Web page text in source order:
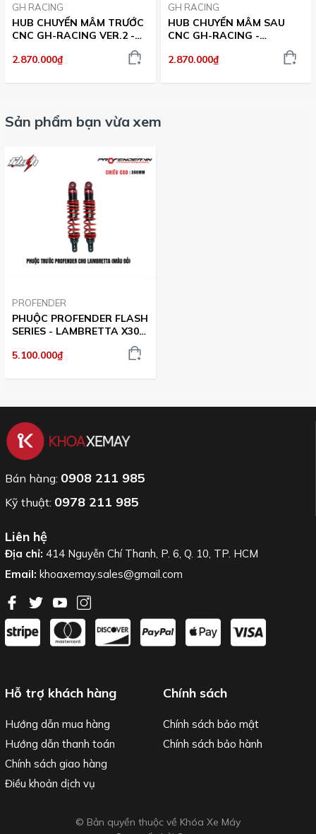
GH RACING
HUB CHUYỂN MÂM TRƯỚC
CNC GH-RACING VER.2 -
LAMBRETTA X125 / X300
2.870.000₫
GH RACING
HUB CHUYỂN MÂM SAU
CNC GH-RACING -
2.870.000₫
Sản phẩm bạn vừa xem
PROFENDER
PHUỘC PROFENDER FLASH
SERIES - LAMBRETTA X300
5.100.000₫
Bán hàng: 0908 211 985
Kỹ thuật: 0978 211 985
Liên hệ
Địa chỉ: 414 Nguyễn Chí Thanh, P. 6, Q. 10, TP. HCM
Email: khoaxemay.sales@gmail.com
Hỗ trợ khách hàng
Hướng dẫn mua hàng
Hướng dẫn thanh toán
Chính sách giao hàng
Điều khoản dịch vụ
Chính sách
Chính sách bảo mật
Chính sách bảo hành
© Bản quyền thuộc về Khóa Xe Máy